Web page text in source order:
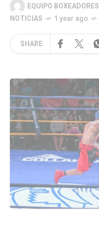
EQUIPO BOXEADORES
NOTICIAS
1 year ago
SHARE